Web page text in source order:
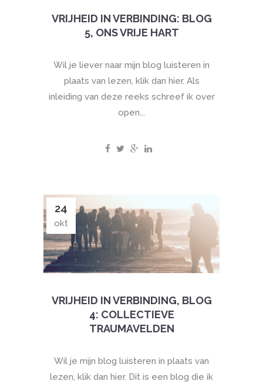
VRIJHEID IN VERBINDING: BLOG
5, ONS VRIJE HART
Wil je liever naar mijn blog luisteren in
plaats van lezen, klik dan hier. Als
inleiding van deze reeks schreef ik over
open...
24
okt
VRIJHEID IN VERBINDING, BLOG
4: COLLECTIEVE
TRAUMAVELDEN
Wil je mijn blog luisteren in plaats van
lezen, klik dan hier. Dit is een blog die ik